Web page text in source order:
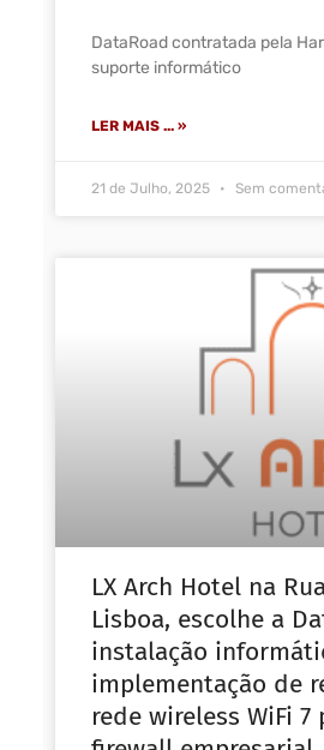
DataRoad contratada pela
suporte informático
LER MAIS ... »
21 de Julho, 2025 Sem
LX Arch Hotel na
Lisboa, escolhe a
instalação
implementação de
rede wireless WiFi 7